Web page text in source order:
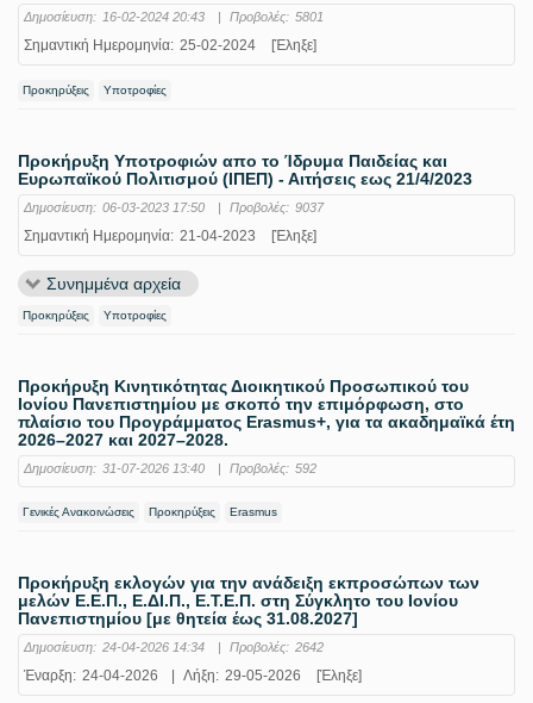
Δημοσίευση: 16-02-2024 20:43 Προβολές: 5801
Σημαντική Ημερομηνία: 25-02-2024 [Έληξε]
Προκηρύξεις Υποτροφίες
Προκήρυξη Υποτροφιών απο το Ίδρυμα Παιδείας και
Ευρωπαϊκού Πολιτισμού (ΙΠΕΠ) - Αιτήσεις εως 21/4/2023
Δημοσίευση: 06-03-2023 17:50 Προβολές: 9037
Σημαντική Ημερομηνία: 21-04-2023 [Έληξε]
Συνημμένα αρχεία
Προκηρύξεις Υποτροφίες
Προκήρυξη Κινητικότητας Διοικητικού Προσωπικού του
Ιονίου Πανεπιστημίου με σκοπό την επιμόρφωση, στο
πλαίσιο του Προγράμματος Erasmus+, για τα ακαδημαϊκά έτη
2026–2027 και 2027–2028.
Δημοσίευση: 31-07-2026 13:40 Προβολές: 592
Γενικές Ανακοινώσεις Προκηρύξεις Erasmus
Προκήρυξη εκλογών για την ανάδειξη εκπροσώπων των
μελών Ε.Ε.Π., Ε.ΔΙ.Π., Ε.Τ.Ε.Π. στη Σύγκλητο του Ιονίου
Πανεπιστημίου [με θητεία έως 31.08.2027]
Δημοσίευση: 24-04-2026 14:34 Προβολές: 2642
Έναρξη: 24-04-2026 Λήξη: 29-05-2026 [Έληξε]